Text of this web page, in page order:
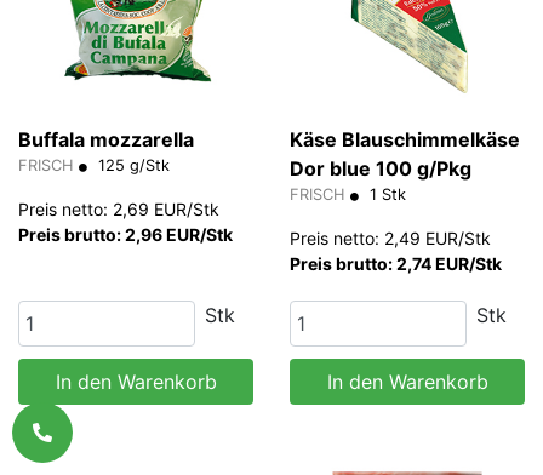
Buffala mozzarella
FRISCH 125 g/Stk
Preis netto: 2,69 EUR/Stk
Preis brutto: 2,96 EUR/Stk
Stk
In den Warenkorb
Käse Blauschimmelkäse
Dor blue 100 g/Pkg
FRISCH 1 Stk
Preis netto: 2,49 EUR/Stk
Preis brutto: 2,74 EUR/Stk
Stk
In den Warenkorb